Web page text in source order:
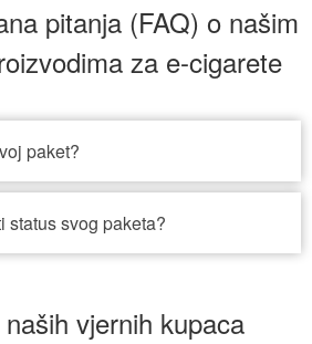
pitanja (FAQ) o našim
za e-cigarete
paket?
status svog paketa?
vjernih kupaca